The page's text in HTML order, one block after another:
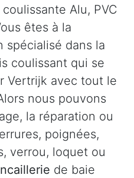
Alu, PVC
êtes à la
spécialisé dans la
coulissant qui se
Vertrijk avec tout le
nous pouvons
la réparation ou
poignées,
verrou, loquet ou
de baie